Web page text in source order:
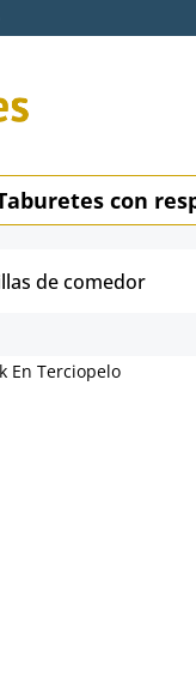
con
de comedor